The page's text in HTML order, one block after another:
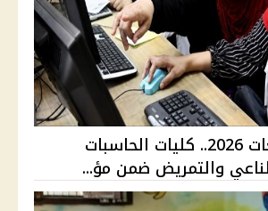
تنسيق الجامعات 2026.. كليات الحاسبات
والتمريض ضمن مؤ...